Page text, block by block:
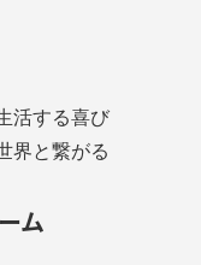
活する喜び
界と繋がる
ム